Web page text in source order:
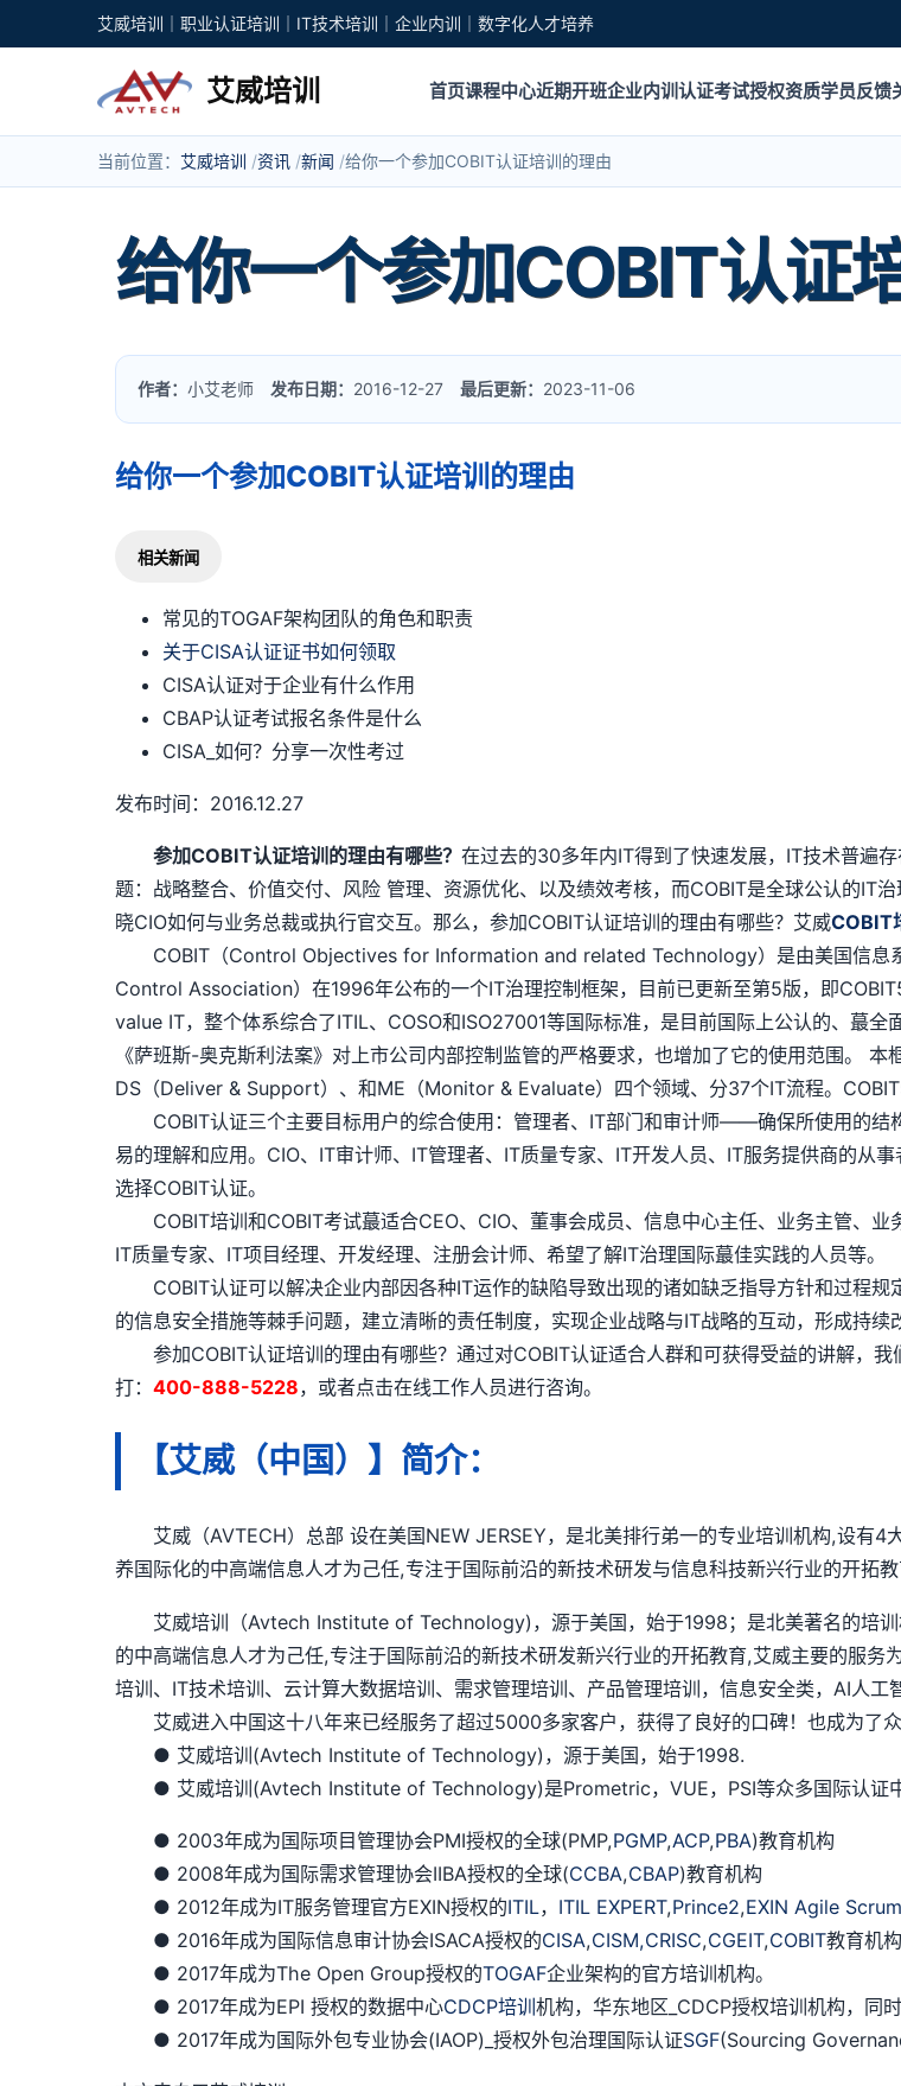
艾威培训｜职业认证培训｜IT技术培训｜企业内训｜数字化人才培养
艾威培训 首页课程中心近期开班企业内训认证考试授权资质学员反馈
当前位置： 艾威培训 资讯 新闻 给你一个参加COBIT认证培训的理由
给你一个参加COBIT认证
作者：小艾老师 发布日期： 2016-12-27最后更新： 2023-11-06
给你一个参加COBIT认证培训的理由
相关新闻
常见的TOGAF架构团队的角色和职责
关于CISA认证证书如何领取
CISA认证对于企业有什么作用
CBAP认证考试报名条件是什么
CISA_如何？分享一次性考过
发布时间：2016.12.27
参加COBIT认证培训的理由有哪些？在过去的30多年内IT得到了快速发展，IT技术普遍
题：战略整合、价值交付、风险 管理、资源优化、以及绩效考核，而COBIT是全球公认的
晓CIO如何与业务总裁或执行官交互。那么，参加COBIT认证培训的理由有哪些？艾威COBIT
COBIT（Control Objectives for Information and related Technology）是由美国信息
Control Association）在1996年公布的一个IT治理控制框架，目前已更新至第5版，即
value IT，整个体系综合了ITIL、COSO和ISO27001等国际标准，是目前国际上公认的、蕞
《萨班斯-奥克斯利法案》对上市公司内部控制监管的严格要求，也增加了它的使用范围。
DS（Deliver & Support）、和ME（Monitor & Evaluate）四个领域、分37个IT流程。
COBIT认证三个主要目标用户的综合使用：管理者、IT部门和审计师——确保所使用的结
易的理解和应用。CIO、IT审计师、IT管理者、IT质量专家、IT开发人员、IT服务提供商的从
选择COBIT认证。
COBIT培训和COBIT考试蕞适合CEO、CIO、董事会成员、信息中心主任、业务主管、业
IT质量专家、IT项目经理、开发经理、注册会计师、希望了解IT治理国际蕞佳实践的人员等。
COBIT认证可以解决企业内部因各种IT运作的缺陷导致出现的诸如缺乏指导方针和过程规
的信息安全措施等棘手问题，建立清晰的责任制度，实现企业战略与IT战略的互动，形成持续
参加COBIT认证培训的理由有哪些？通过对COBIT认证适合人群和可获得受益的讲解，我
打：400-888-5228，或者点击在线工作人员进行咨询。
【艾威（中国）】简介：
艾威（AVTECH）总部 设在美国NEW JERSEY，是北美排行弟一的专业培训机构,设有4
养国际化的中高端信息人才为己任,专注于国际前沿的新技术研发与信息科技新兴行业的开拓教
艾威培训（Avtech Institute of Technology)，源于美国，始于1998；是北美著名的培训
的中高端信息人才为己任,专注于国际前沿的新技术研发新兴行业的开拓教育,艾威主要的服
培训、IT技术培训、云计算大数据培训、需求管理培训、产品管理培训，信息安全类，AI人工
艾威进入中国这十八年来已经服务了超过5000多家客户，获得了良好的口碑！也成为了
● 艾威培训(Avtech Institute of Technology)，源于美国，始于1998.
● 艾威培训(Avtech Institute of Technology)是Prometric，VUE，PSI等众多国际认证
● 2003年成为国际项目管理协会PMI授权的全球(PMP,PGMP,ACP,PBA)教育机构
● 2008年成为国际需求管理协会IIBA授权的全球(CCBA,CBAP)教育机构
● 2012年成为IT服务管理官方EXIN授权的ITIL， ITIL EXPERT,Prince2,EXIN Agile
● 2016年成为国际信息审计协会ISACA授权的CISA,CISM,CRISC,CGEIT,COBIT教育机构
● 2017年成为The Open Group授权的TOGAF企业架构的官方培训机构。
● 2017年成为EPI 授权的数据中心CDCP培训机构，华东地区_CDCP授权培训机构，同
● 2017年成为国际外包专业协会(IAOP)_授权外包治理国际认证SGF(Sourcing